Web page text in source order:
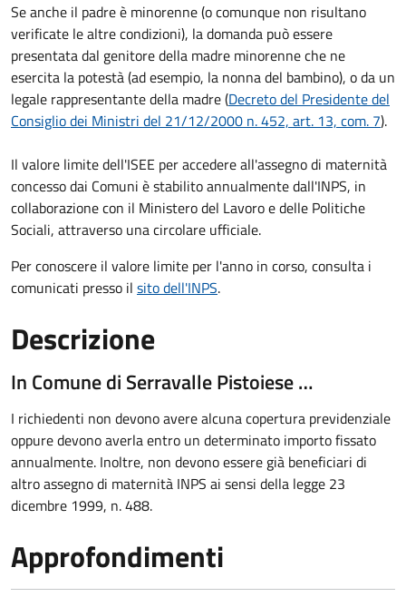
Se anche il padre è minorenne (o comunque non risultano
verificate le altre condizioni), la domanda può essere
presentata dal genitore della madre minorenne che ne
esercita la potestà (ad esempio, la nonna del bambino), o da un
legale rappresentante della madre (Decreto del Presidente del
Consiglio dei Ministri del 21/12/2000 n. 452, art. 13, com. 7).
Il valore limite dell'ISEE per accedere all'assegno di maternità
concesso dai Comuni è stabilito annualmente dall'INPS, in
collaborazione con il Ministero del Lavoro e delle Politiche
Sociali, attraverso una circolare ufficiale.
Per conoscere il valore limite per l'anno in corso, consulta i
comunicati presso il sito dell'INPS.
Descrizione
In Comune di Serravalle Pistoiese …
I richiedenti non devono avere alcuna copertura previdenziale
oppure devono averla entro un determinato importo fissato
annualmente. Inoltre, non devono essere già beneficiari di
altro assegno di maternità INPS ai sensi della legge 23
dicembre 1999, n. 488.
Approfondimenti